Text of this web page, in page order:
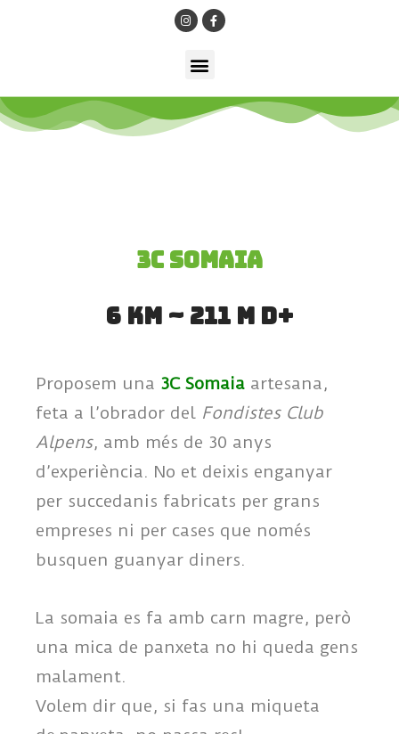
3C somaia
6 km ~ 211 m D+
Proposem una 3C Somaia artesana,
feta a l’obrador del Fondistes Club
Alpens, amb més de 30 anys
d’experiència. No et deixis enganyar
per succedanis fabricats per grans
empreses ni per cases que només
busquen guanyar diners.
La somaia es fa amb carn magre, però
una mica de panxeta no hi queda gens
malament.
Volem dir que, si fas una miqueta